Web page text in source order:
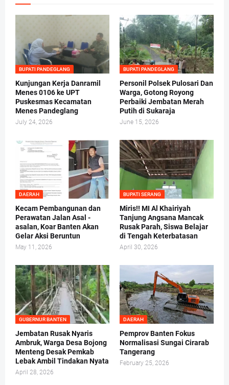
BUPATI PANDEGLANG
Kunjungan Kerja Danramil
Menes 0106 ke UPT
Puskesmas Kecamatan
Menes Pandeglang
July 24, 2026
BUPATI PANDEGLANG
Personil Polsek Pulosari Dan
Warga, Gotong Royong
Perbaiki Jembatan Merah
Putih di Sukaraja
June 15, 2026
DAERAH
Kecam Pembangunan dan
Perawatan Jalan Asal -
asalan, Koar Banten Akan
Gelar Aksi Beruntun
May 11, 2026
BUPATI SERANG
Miris!! MI Al Khairiyah
Tanjung Angsana Mancak
Rusak Parah, Siswa Belajar
di Tengah Keterbatasan
April 30, 2026
GUBERNUR BANTEN
Jembatan Rusak Nyaris
Ambruk, Warga Desa Bojong
Menteng Desak Pemkab
Lebak Ambil Tindakan Nyata
April 28, 2026
DAERAH
Pemprov Banten Fokus
Normalisasi Sungai Cirarab
Tangerang
February 25, 2026